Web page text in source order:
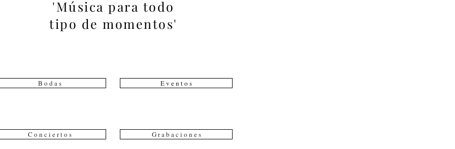
'Músicapara todo
tipo de momentos'
B o d a s E v e n t o s
C o n c i e r t o s G r a b a c i o n e s